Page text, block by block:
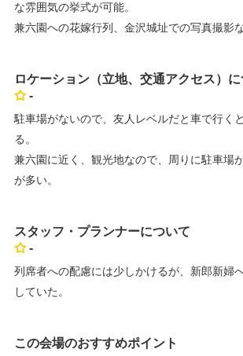
な雰囲気の挙式が可能。
兼六園への花嫁行列、金沢城址での写真撮影
ロケーション（立地、交通アクセス）
-
駐車場がないので、友人レベルだと車で行く
る。
兼六園に近く、観光地なので、周りに駐車場
が多い。
スタッフ・プランナーについて
-
列席者への配慮には少しかけるが、新郎新婦
していた。
この会場のおすすめポイント